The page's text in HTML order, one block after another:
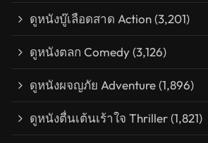
ดูหนังบู๊เลือดสาด Action(3,201)
ดูหนังตลก Comedy(3,126)
ดูหนังผจญภัย Adventure(1,896)
ดูหนังตื่นเต้นเร้าใจ Thriller(1,821)